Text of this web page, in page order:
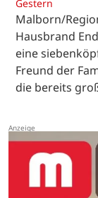
Gestern
Malborn/
Hausbrand
eine
Freund der
die bereits